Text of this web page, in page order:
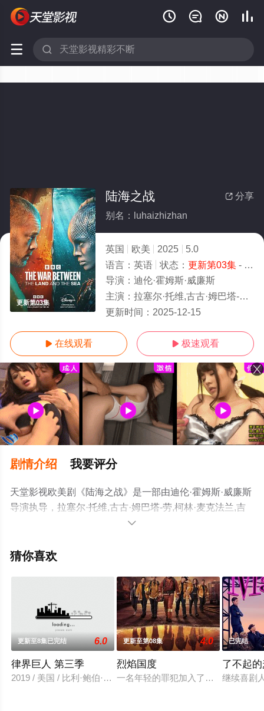
   
 
更新第03集
 分享
陆海之战
别名：luhaizhizhan
英国 欧美 2025
5.0
语言： 英语 状态： 更新第03集- 免费在线观看
导演： 迪伦·霍姆斯·威廉斯
主演： 拉塞尔·托维,古古·姆巴塔-劳,柯林·麦克法兰,吉玛·雷德格里夫,鲁思·马德利,亚历山大・德弗伦特,帕特里克·巴拉迪,乔治·罗
更新时间： 2025-12-15
 在线观看  极速观看
剧情介绍 我要评分
天堂影视欧美剧《陆海之战》是一部由迪伦·霍姆斯·威廉斯
导演执导，拉塞尔·托维,古古·姆巴塔-劳,柯林·麦克法兰,吉
玛·雷德格里夫,鲁思·马德利,亚历山大・德弗伦特,帕特里克·
尼,Mei,Mac,John,Addison,Shanice,Archer,曼普利特·巴
演绎的英国电视剧，手机免费观看高清未删减完整版电视
剧全集就上天堂电影网，更多相关信息可移步至豆瓣电视
剧、电视猫或剧情网等平台了解。

猜你喜欢
更新至8集已完结 6.0
律界巨人 第三季
2019 / 美国 / 比利·鲍伯·松顿妮娜·阿里安达坦妮娅·雷蒙德黛安娜
更新至第08集 4.0
烈焰国度
一名年轻的罪犯加入了一个消防项目
已完结
了不起
继续喜剧